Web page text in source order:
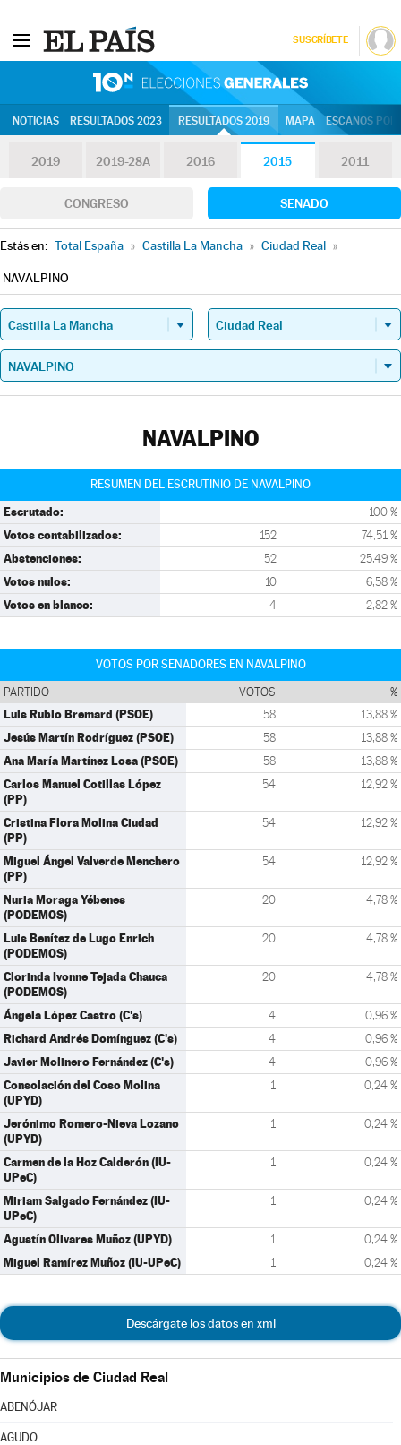
SUSCRÍBETE
NOTICIAS RESULTADOS 2023 RESULTADOS 2019 MAPA ESCAÑOS
2019 2019-28A 2016 2015 2011
CONGRESO SENADO
Estás en: Total España » Castilla La Mancha » Ciudad Real »
NAVALPINO
NAVALPINO
RESUMEN DEL ESCRUTINIO DE NAVALPINO
Escrutado: 100 %
Votos contabilizados: 152 74,51 %
Abstenciones: 52 25,49 %
Votos nulos: 10 6,58 %
Votos en blanco: 4 2,82 %
VOTOS POR SENADORES EN NAVALPINO
PARTIDO VOTOS %
Luis Rubio Bremard (PSOE) 58 13,88 %
Jesús Martín Rodríguez (PSOE) 58 13,88 %
Ana María Martínez Losa (PSOE) 58 13,88 %
Carlos Manuel Cotillas López
(PP)
54 12,92 %
Cristina Flora Molina Ciudad
(PP)
54 12,92 %
Miguel Ángel Valverde Menchero
(PP)
54 12,92 %
Nuria Moraga Yébenes
(PODEMOS)
20 4,78 %
Luis Benítez de Lugo Enrich
(PODEMOS)
20 4,78 %
Clorinda Ivonne Tejada Chauca
(PODEMOS)
20 4,78 %
Ángela López Castro (C's) 4 0,96 %
Richard Andrés Domínguez (C's) 4 0,96 %
Javier Molinero Fernández (C's) 4 0,96 %
Consolación del Coso Molina
(UPYD)
1 0,24 %
Jerónimo Romero-Nieva Lozano
(UPYD)
1 0,24 %
Carmen de la Hoz Calderón (IU-
UPeC)
1 0,24 %
Miriam Salgado Fernández (IU-
UPeC)
1 0,24 %
Agustín Olivares Muñoz (UPYD) 1 0,24 %
Miguel Ramírez Muñoz (IU-UPeC) 1 0,24 %
Descárgate los datos en xml
Municipios de Ciudad Real
ABENÓJAR
AGUDO